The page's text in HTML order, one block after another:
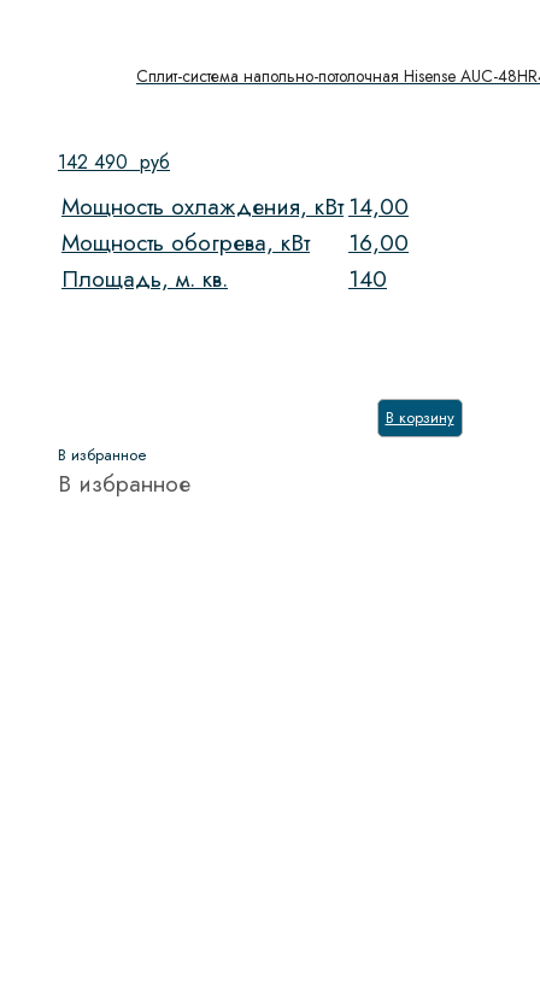
Сплит-система напольно-потолочная Hisense AUC-
142 490 руб
Мощность охлаждения, кВт 14,00
Мощность обогрева, кВт
16,00
Площадь, м. кв.
140
В корзину
В избранное
В избранное